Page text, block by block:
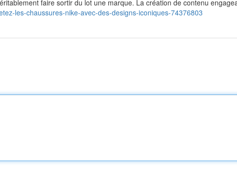
faire sortir du lot une marque. La création de contenu
les-chaussures-nike-avec-des-designs-iconiques-74376803